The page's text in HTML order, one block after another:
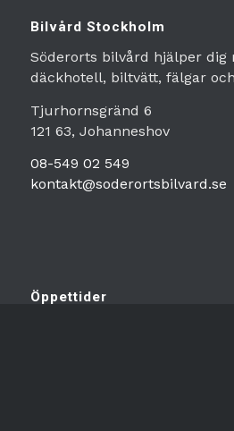
Bilvård Stockholm
Söderorts bilvård hjälper dig
däckhotell, biltvätt, fälgar
Tjurhornsgränd 6
121 63, Johanneshov
08-549 02 549
kontakt@soderortsbilvard.se
Öppettider